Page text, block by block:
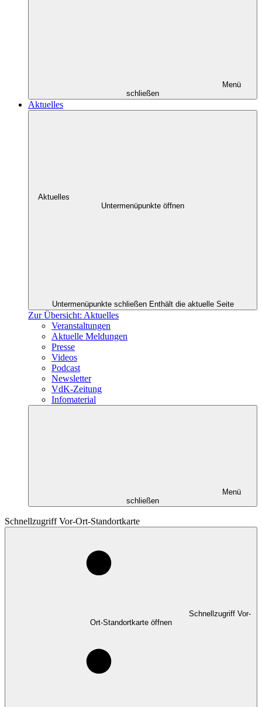
Menü
schließen
Aktuelles
Aktuelles
Untermenüpunkte öffnen
Untermenüpunkte schließen Enthält die aktuelle Seite
Zur Übersicht: Aktuelles
Veranstaltungen
Aktuelle Meldungen
Presse
Videos
Podcast
Newsletter
VdK-Zeitung
Infomaterial
Menü
schließen
Schnellzugriff Vor-Ort-Standortkarte
Schnellzugriff Vor-
Ort-Standortkarte öffnen